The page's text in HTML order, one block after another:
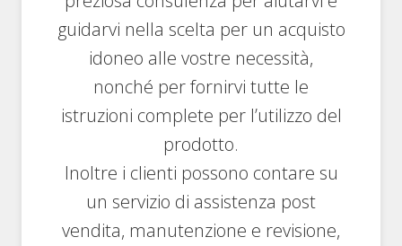
guidarvi nella scelta per un acquisto
idoneo alle vostre necessità,
nonché per fornirvi tutte le
istruzioni complete per l’utilizzo del
prodotto.
Inoltre i clienti possono contare su
un servizio di assistenza post
vendita, manutenzione e revisione,